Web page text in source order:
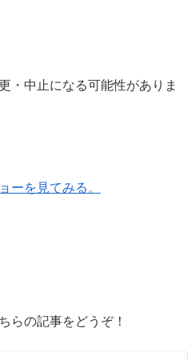
・中止になる可能性がありま
ーを見てみる。
らの記事をどうぞ！